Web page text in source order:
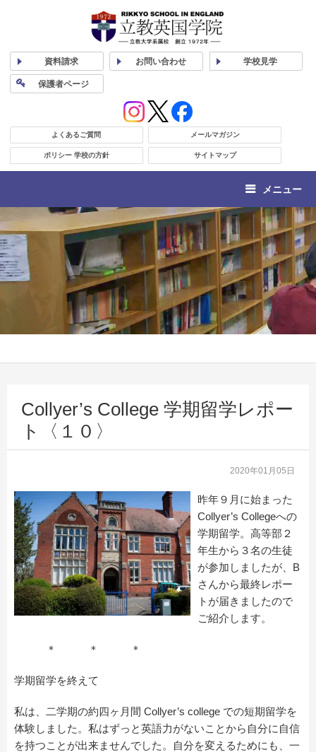
資料請求 お問い合わせ 学校見学
保護者ページ
よくあるご質問 メールマガジン
ポリシー 学校の方針 サイトマップ
メニュー
Collyer’s College 学期留学レポー
ト〈１０〉
2020年01月05日
昨年９月に始まった
Collyer’s Collegeへの
学期留学。高等部２
年生から３名の生徒
が参加しましたが、B
さんから最終レポー
トが届きましたので
ご紹介します。
＊ ＊ ＊
学期留学を終えて
私は、二学期の約四ヶ月間 Collyer’s college での短期留学を
体験しました。私はずっと英語力がないことから自分に自信
を持つことが出来ませんでした。自分を変えるためにも、一